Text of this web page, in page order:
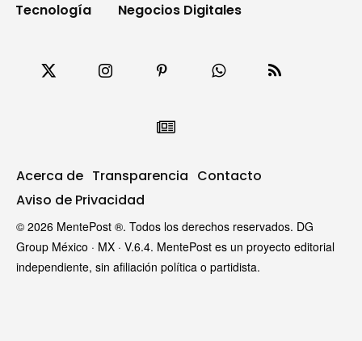
Tecnología
Negocios Digitales
Acerca de Transparencia Contacto
Aviso de Privacidad
© 2026 MentePost ®. Todos los derechos reservados. DG
Group México · MX · V.6.4. MentePost es un proyecto editorial
independiente, sin afiliación política o partidista.